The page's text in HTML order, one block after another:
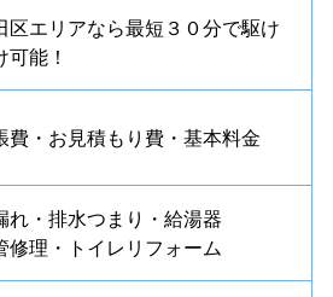
区エリアなら最短３０分で駆け
可能！
費・お見積もり費・基本料金
れ・排水つまり・給湯器
修理・トイレリフォーム